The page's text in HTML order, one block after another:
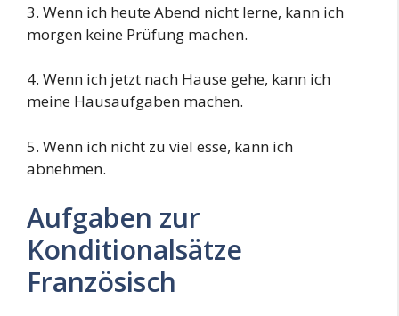
3. Wenn ich heute Abend nicht lerne, kann ich
morgen keine Prüfung machen.
4. Wenn ich jetzt nach Hause gehe, kann ich
meine Hausaufgaben machen.
5. Wenn ich nicht zu viel esse, kann ich
abnehmen.
Aufgaben zur
Konditionalsätze
Französisch